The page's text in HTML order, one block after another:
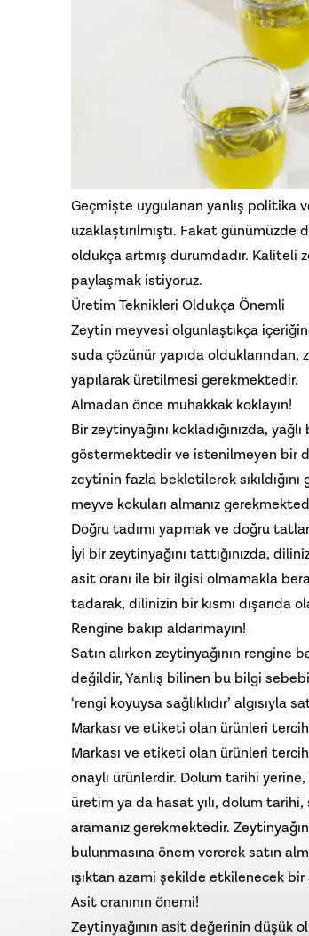
Geçmişte uygulanan yanlış politika
uzaklaştırılmıştı. Fakat
oldukça artmış durumdadır. Kaliteli
paylaşmak istiyoruz.
Üretim Teknikleri Oldukça Önemli
Zeytin meyvesi olgunlaştıkça
suda çözünür yapıda
yapılarak üretilmesi gerekmektedir.
Almadan önce muhakkak koklayın!
Bir zeytinyağını kokladığınızda,
göstermektedir ve istenilmeyen bir
zeytinin fazla bekletilerek
meyve kokuları almanız
Doğru tadımı yapmak ve doğru
İyi bir zeytinyağını tattığınızda,
asit oranı ile bir ilgisi olmamakla
tadarak, dilinizin bir kısmı
Rengine bakıp aldanmayın!
Satın alırken zeytinyağının rengine
değildir, Yanlış bilinen bu bilgi
‘rengi koyuysa sağlıklıdır’
Markası ve etiketi olan ürünleri
Markası ve etiketi olan ürünleri
onaylı ürünlerdir. Dolum tarihi
üretim ya da hasat yılı, dolum
aramanız gerekmektedir.
bulunmasına önem vererek satın
ışıktan azami şekilde etkilenecek
Asit oranının önemi!
Zeytinyağının asit değerinin düşük